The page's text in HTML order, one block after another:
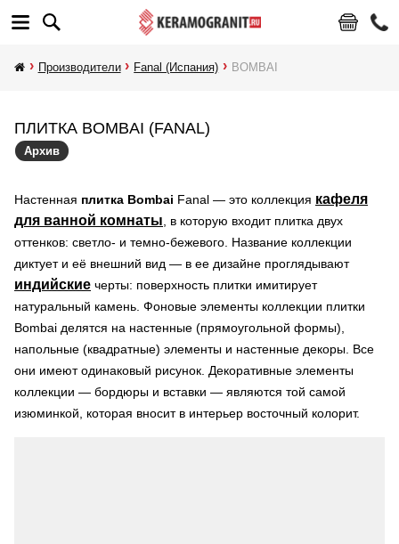
Производители Fanal (Испания) BOMBAI
ПЛИТКА BOMBAI (FANAL)
Архив
Настенная плитка Bombai Fanal — это коллекция кафеля
для ванной комнаты , в которую входит плитка двух
оттенков: светло- и темно-бежевого. Название коллекции
диктует и её внешний вид — в ее дизайне проглядывают
индийские черты: поверхность плитки имитирует
натуральный камень. Фоновые элементы коллекции плитки
Bombai делятся на настенные (прямоугольной формы),
напольные (квадратные) элементы и настенные декоры. Все
они имеют одинаковый рисунок. Декоративные элементы
коллекции — бордюры и вставки — являются той самой
изюминкой, которая вносит в интерьер восточный колорит.